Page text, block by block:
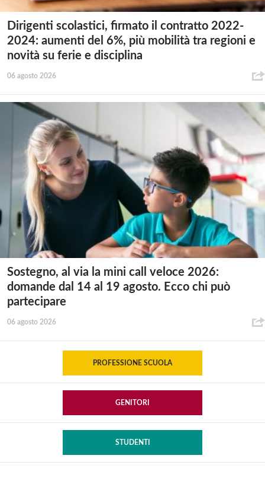
Dirigenti scolastici, firmato il contratto 2022-
2024: aumenti del 6%, più mobilità tra regioni e
novità su ferie e disciplina
06 agosto 2026
Sostegno, al via la mini call veloce 2026:
domande dal 14 al 19 agosto. Ecco chi può
partecipare
06 agosto 2026
PROFESSIONE SCUOLA
GENITORI
STUDENTI